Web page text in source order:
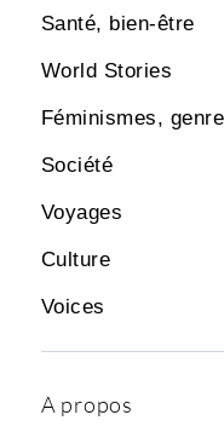
Santé, bien-être
World Stories
Féminismes,
Société
Voyages
Culture
Voices
A propos